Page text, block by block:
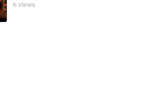
6 views